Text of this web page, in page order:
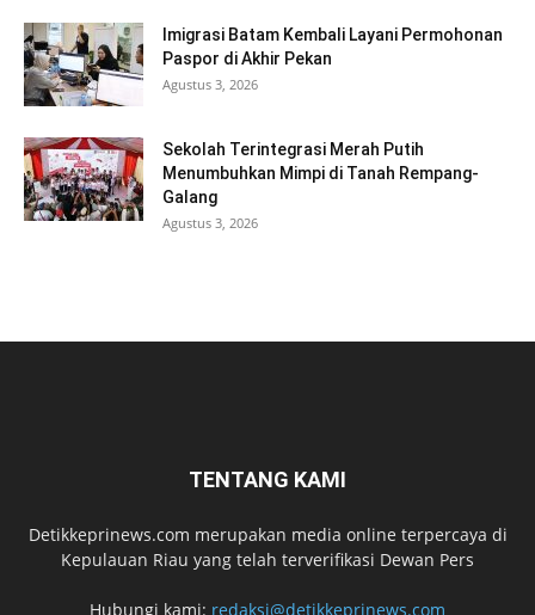
Imigrasi Batam Kembali Layani Permohonan
Paspor di Akhir Pekan
Agustus 3, 2026
Sekolah Terintegrasi Merah Putih
Menumbuhkan Mimpi di Tanah Rempang-
Galang
Agustus 3, 2026
TENTANG KAMI
Detikkeprinews.com merupakan media online terpercaya di
Kepulauan Riau yang telah terverifikasi Dewan Pers
Hubungi kami: redaksi@detikkeprinews.com